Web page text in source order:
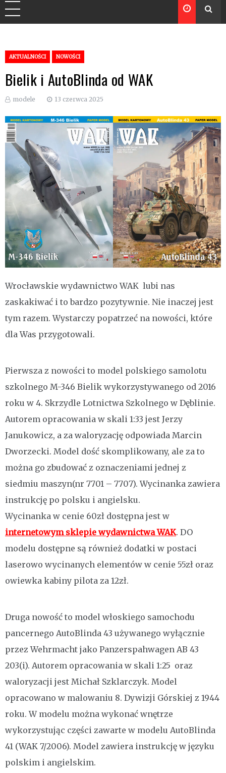
AKTUALNOŚCI NOWOŚCI
Bielik i AutoBlinda od WAK
modele 13 czerwca 2025
Wrocławskie wydawnictwo WAK lubi nas
zaskakiwać i to bardzo pozytywnie. Nie inaczej jest
tym razem. Wystarczy popatrzeć na nowości, które
dla Was przygotowali.
Pierwsza z nowości to model polskiego samolotu
szkolnego M-346 Bielik wykorzystywanego od 2016
roku w 4. Skrzydle Lotnictwa Szkolnego w Dęblinie.
Autorem opracowania w skali 1:33 jest Jerzy
Janukowicz, a za waloryzację odpowiada Marcin
Dworzecki. Model dość skomplikowany, ale za to
można go zbudować z oznaczeniami jednej z
siedmiu maszyn(nr 7701 – 7707). Wycinanka zawiera
instrukcję po polsku i angielsku.
Wycinanka w cenie 60zł dostępna jest w
internetowym sklepie wydawnictwa WAK. DO
modelu dostępne są również dodatki w postaci
laserowo wycinanych elementów w cenie 55zł oraz
owiewka kabiny pilota za 12zł.
Druga nowość to model włoskiego samochodu
pancernego AutoBlinda 43 używanego wyłącznie
przez Wehrmacht jako Panzerspahwagen AB 43
203(i). Autorem opracowania w skali 1:25 oraz
waloryzacji jest Michał Szklarczyk. Model
opracowano w malowaniu 8. Dywizji Górskiej z 1944
roku. W modelu można wykonać wnętrze
wykorzystując części zawarte w modelu AutoBlinda
41 (WAK 7/2006). Model zawiera instrukcję w języku
polskim i angielskim.